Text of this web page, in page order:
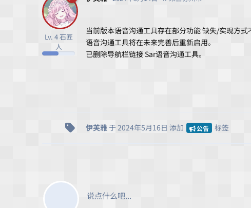
Lv. 4 石匠
人
当前版本语音沟通工具存在部分功能 缺失/实现方式
语音沟通工具将在未来完善后重新启用。
已删除导航栏链接 Sar语音沟通工具。
伊芙雅于 2024年5月16日 添加 公告 标签
说点什么吧...